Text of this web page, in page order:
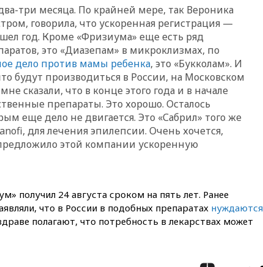
вчера, 20:12Финляндия не
намерена передавать Украине
ракеты для Patriot
вчера, 19:42 МВД намерено
сократить срок уплаты
автоштрафов для
иностранцев с 60 дней до
суток
вчера, 19:13Оборонным
компаниям в США поручено
оперативно нарастить
производство вооружений
портах Одессы
вчера, 18:18БПЛА повторно
атаковали Белгород
три месяца. По крайней мере, так Вероника
говорила, что ускоренная регистрация —
год. Кроме «Фризиума» еще есть ряд
это «Диазепам» в микроклизмах, по
дело против мамы ребенка, это «Букколам». И
будут производиться в России, на Московском
сказали, что в конце этого года и в начале
препараты. Это хорошо. Осталось
еще дело не двигается. Это «Сабрил» того же
для лечения эпилепсии. Очень хочется,
этой компании ускоренную
получил 24 августа сроком на пять лет. Ранее
что в России в подобных препаратах нуждаются
полагают, что потребность в лекарствах может